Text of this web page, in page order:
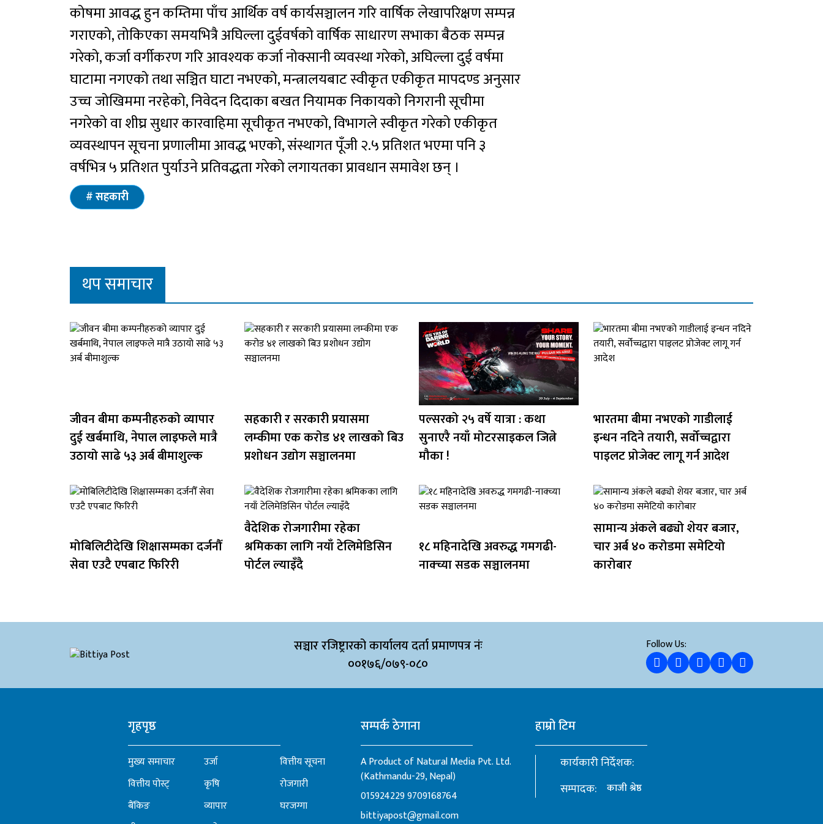
कोषमा आवद्ध हुन कम्तिमा पाँच आर्थिक वर्ष कार्यसञ्चालन गरि वार्षिक लेखापरिक्षण सम्पन्न
गराएको, तोकिएका समयभित्रै अघिल्ला दुईवर्षको वार्षिक साधारण सभाका बैठक सम्पन्न
गरेको, कर्जा वर्गीकरण गरि आवश्यक कर्जा नोक्सानी व्यवस्था गरेको, अघिल्ला दुई वर्षमा
घाटामा नगएको तथा सञ्चित घाटा नभएको, मन्त्रालयबाट स्वीकृत एकीकृत मापदण्ड अनुसार
उच्च जोखिममा नरहेको, निवेदन दिदाका बखत नियामक निकायको निगरानी सूचीमा
नगरेको वा शीघ्र सुधार कारवाहिमा सूचीकृत नभएको, विभागले स्वीकृत गरेको एकीकृत
व्यवस्थापन सूचना प्रणालीमा आवद्ध भएको, संस्थागत पूँजी २.५ प्रतिशत भएमा पनि ३
वर्षभित्र ५ प्रतिशत पुर्याउने प्रतिवद्धता गरेको लगायतका प्रावधान समावेश छन् ।
सहकारी
थप समाचार
जीवन बीमा कम्पनीहरुको व्यापार
दुई खर्बमाथि, नेपाल लाइफले मात्रै
उठायो साढे ५३ अर्ब बीमाशुल्क
सहकारी र सरकारी प्रयासमा
लम्कीमा एक करोड ४१ लाखको बिउ
प्रशोधन उद्योग सञ्चालनमा
पल्सरको २५ वर्षे यात्रा : कथा
सुनाएरै नयाँ मोटरसाइकल जित्ने
मौका !
भारतमा बीमा नभएको गाडीलाई
इन्धन नदिने तयारी, सर्वोच्चद्वारा
पाइलट प्रोजेक्ट लागू गर्न आदेश
मोबिलिटीदेखि शिक्षासम्मका दर्जनौँ
सेवा एउटै एपबाट फिरिरी
वैदेशिक रोजगारीमा रहेका
श्रमिकका लागि नयाँ टेलिमेडिसिन
पोर्टल ल्याइँदै
१८ महिनादेखि अवरुद्ध गमगढी-
नाक्च्या सडक सञ्चालनमा
सामान्य अंकले बढ्यो शेयर बजार,
चार अर्ब ४० करोडमा समेटियो
कारोबार
सञ्चार रजिष्ट्रारको कार्यालय दर्ता प्रमाणपत्र नंः
००१७६/०७९-०८०
Follow Us:
गृहपृष्ठ
मुख्य समाचार
वित्तीय पोस्ट्
बैंकिङ
उर्जा
कृषि
व्यापार
वित्तीय सूचना
रोजगारी
घरजग्गा
सम्पर्क ठेगाना
A Product of Natural Media Pvt. Ltd.
(Kathmandu-29, Nepal)
0159242299709168764
bittiyapost@gmail.com
हाम्रो टिम
कार्यकारी निर्देशक:
सम्पादक:
काजी श्रेष्ठ